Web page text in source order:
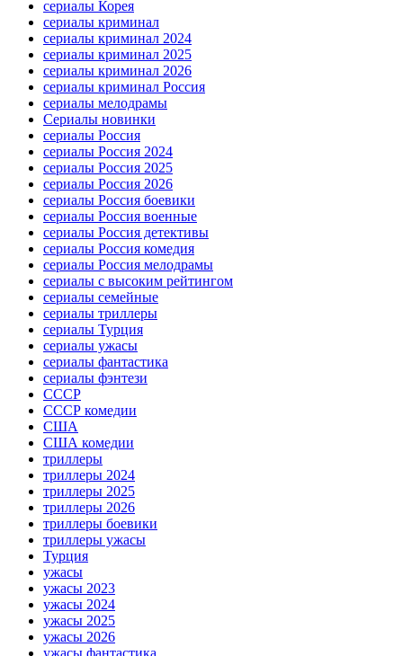
сериалы Корея
сериалы криминал
сериалы криминал 2024
сериалы криминал 2025
сериалы криминал 2026
сериалы криминал Россия
сериалы мелодрамы
Сериалы новинки
сериалы Россия
сериалы Россия 2024
сериалы Россия 2025
сериалы Россия 2026
сериалы Россия боевики
сериалы Россия военные
сериалы Россия детективы
сериалы Россия комедия
сериалы Россия мелодрамы
сериалы с высоким рейтингом
сериалы семейные
сериалы триллеры
сериалы Турция
сериалы ужасы
сериалы фантастика
сериалы фэнтези
СССР
СССР комедии
США
США комедии
триллеры
триллеры 2024
триллеры 2025
триллеры 2026
триллеры боевики
триллеры ужасы
Турция
ужасы
ужасы 2023
ужасы 2024
ужасы 2025
ужасы 2026